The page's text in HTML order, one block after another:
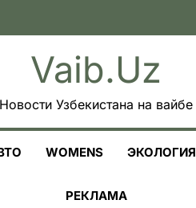
Vaib.uz
Новости Узбекистана на вайбе
WOMENS ЭКОЛОГИЯ
РЕКЛАМА